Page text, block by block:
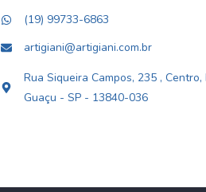
(19) 99733-6863
artigiani@artigiani.com.br
Rua Siqueira Campos, 235 , Centro,
Guaçu - SP - 13840-036